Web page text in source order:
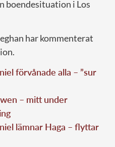
boendesituation i Los
har kommenterat
förvånade alla – ”sur
– mitt under
lämnar Haga – flyttar